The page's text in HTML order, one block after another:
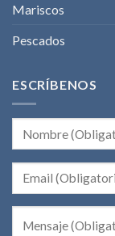
Mariscos
Pescados
ESCRÍBENOS